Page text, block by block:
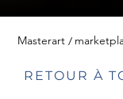
Masterart
RETOUR À